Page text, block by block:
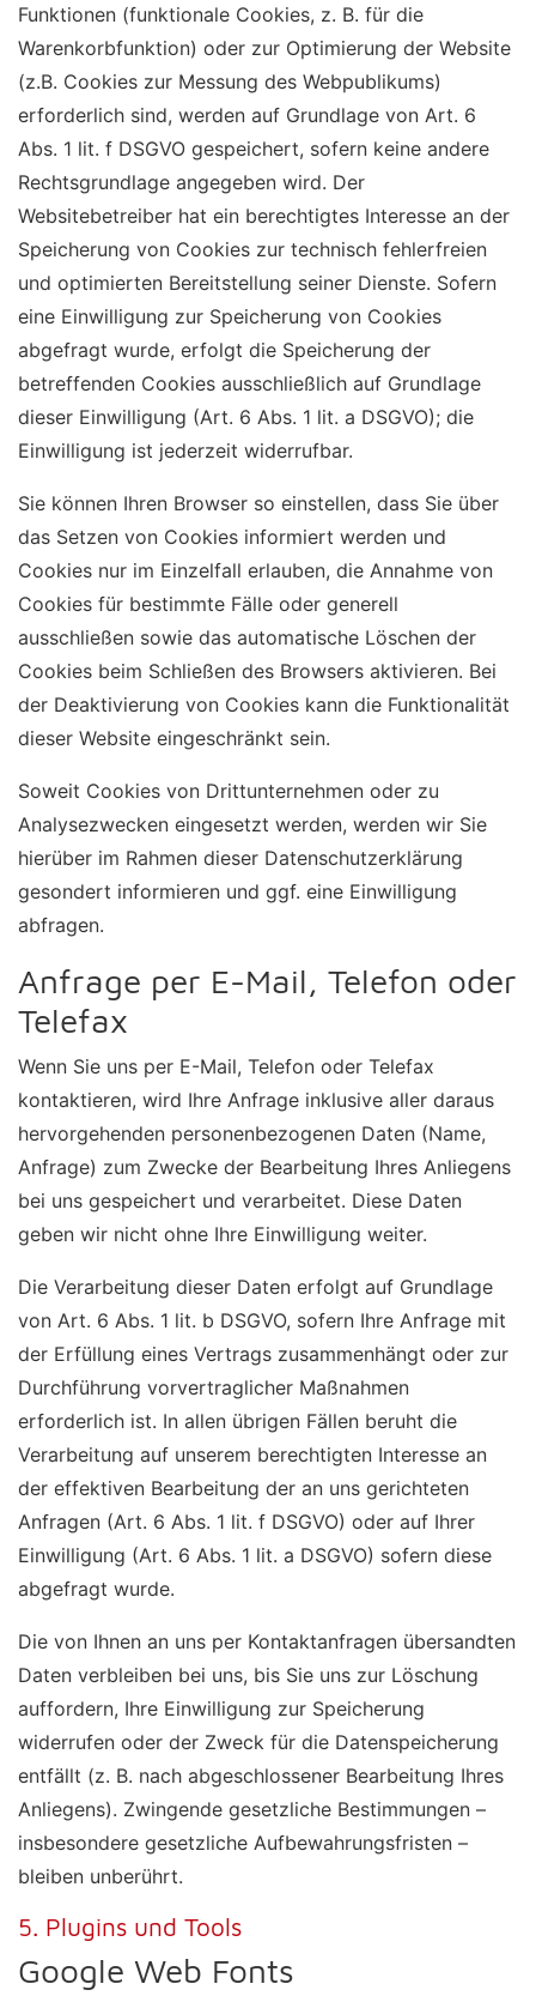
Funktionen (funktionale Cookies, z. B. für die
Warenkorbfunktion) oder zur Optimierung der Website
(z.B. Cookies zur Messung des Webpublikums)
erforderlich sind, werden auf Grundlage von Art. 6
Abs. 1 lit. f DSGVO gespeichert, sofern keine andere
Rechtsgrundlage angegeben wird. Der
Websitebetreiber hat ein berechtigtes Interesse an der
Speicherung von Cookies zur technisch fehlerfreien
und optimierten Bereitstellung seiner Dienste. Sofern
eine Einwilligung zur Speicherung von Cookies
abgefragt wurde, erfolgt die Speicherung der
betreffenden Cookies ausschließlich auf Grundlage
dieser Einwilligung (Art. 6 Abs. 1 lit. a DSGVO); die
Einwilligung ist jederzeit widerrufbar.
Sie können Ihren Browser so einstellen, dass Sie über
das Setzen von Cookies informiert werden und
Cookies nur im Einzelfall erlauben, die Annahme von
Cookies für bestimmte Fälle oder generell
ausschließen sowie das automatische Löschen der
Cookies beim Schließen des Browsers aktivieren. Bei
der Deaktivierung von Cookies kann die Funktionalität
dieser Website eingeschränkt sein.
Soweit Cookies von Drittunternehmen oder zu
Analysezwecken eingesetzt werden, werden wir Sie
hierüber im Rahmen dieser Datenschutzerklärung
gesondert informieren und ggf. eine Einwilligung
abfragen.
Anfrage per E-Mail, Telefon oder
Telefax
Wenn Sie uns per E-Mail, Telefon oder Telefax
kontaktieren, wird Ihre Anfrage inklusive aller daraus
hervorgehenden personenbezogenen Daten (Name,
Anfrage) zum Zwecke der Bearbeitung Ihres Anliegens
bei uns gespeichert und verarbeitet. Diese Daten
geben wir nicht ohne Ihre Einwilligung weiter.
Die Verarbeitung dieser Daten erfolgt auf Grundlage
von Art. 6 Abs. 1 lit. b DSGVO, sofern Ihre Anfrage mit
der Erfüllung eines Vertrags zusammenhängt oder zur
Durchführung vorvertraglicher Maßnahmen
erforderlich ist. In allen übrigen Fällen beruht die
Verarbeitung auf unserem berechtigten Interesse an
der effektiven Bearbeitung der an uns gerichteten
Anfragen (Art. 6 Abs. 1 lit. f DSGVO) oder auf Ihrer
Einwilligung (Art. 6 Abs. 1 lit. a DSGVO) sofern diese
abgefragt wurde.
Die von Ihnen an uns per Kontaktanfragen übersandten
Daten verbleiben bei uns, bis Sie uns zur Löschung
auffordern, Ihre Einwilligung zur Speicherung
widerrufen oder der Zweck für die Datenspeicherung
entfällt (z. B. nach abgeschlossener Bearbeitung Ihres
Anliegens). Zwingende gesetzliche Bestimmungen –
insbesondere gesetzliche Aufbewahrungsfristen –
bleiben unberührt.
5. Plugins und Tools
Google Web Fonts